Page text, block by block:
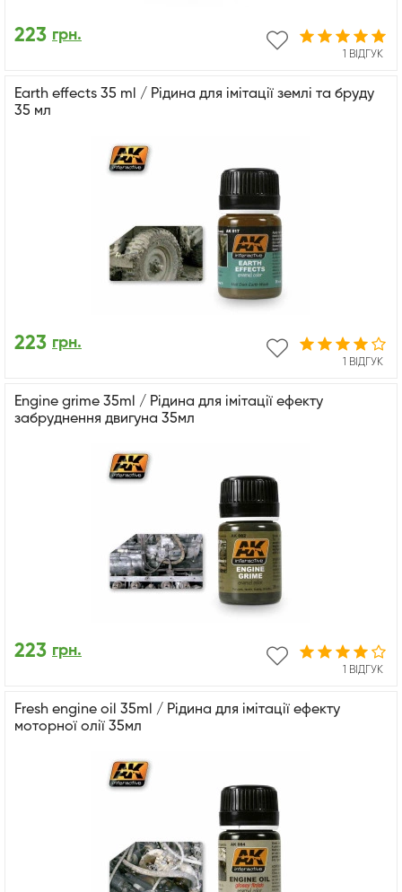
1 ВІДГУК
223 грн.
Earth effects 35 ml / Рідина для імітації землі та бруду
35 мл
1 ВІДГУК
223 грн.
Engine grime 35ml / Рідина для імітації ефекту
забруднення двигуна 35мл
1 ВІДГУК
223 грн.
Fresh engine oil 35ml / Рідина для імітації ефекту
моторної олії 35мл